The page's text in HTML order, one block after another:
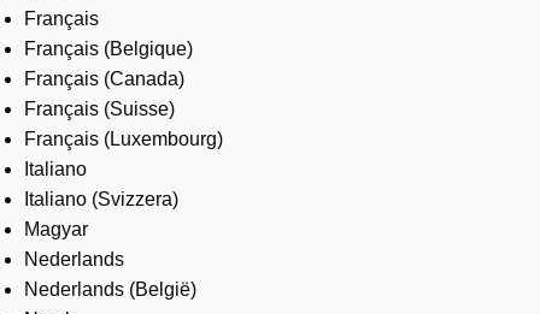
Français
Français (Belgique)
Français (Canada)
Français (Suisse)
Français (Luxembourg)
Italiano
Italiano (Svizzera)
Magyar
Nederlands
Nederlands (België)